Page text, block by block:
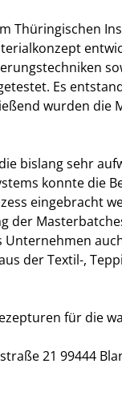
Thüringischen
Es
wurden
bislang sehr
konnte die
eingebracht
Unternehmen
der Textil-,
für die
21 99444